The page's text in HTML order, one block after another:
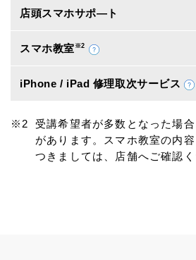
店頭スマホサポ―ト
スマホ教室 ※2
iPhone / iPad 修理取次サービス
受講希望者が多数となった場
があります。スマホ教室の内
つきましては、店舗へご確認く